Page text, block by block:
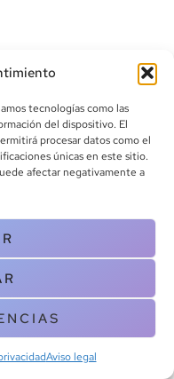
tecnologías como las
del dispositivo. El
procesar datos como el
únicas en este sitio.
afectar negativamente a
Aviso legal
Reserved |
| Aviso legal